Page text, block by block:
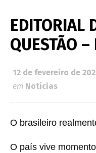
EDITORIAL
QUESTÃO
12 de fevereiro de
em Notícias
O brasileiro
O país vive